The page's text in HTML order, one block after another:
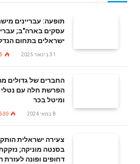
תופעה: עבריינים
עסקים בארה"ב;
ישראלים בתחום
31 בינואר 2025
החברים של גדולים
הפרשת חלה עם נטלי
ומיטל בכר
8 במאי 2024
צעירה ישראלית
בסנטה מוניקה;
דחופים ופונה לעזרת